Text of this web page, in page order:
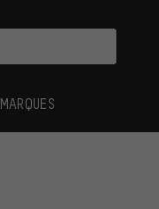
MARQUES